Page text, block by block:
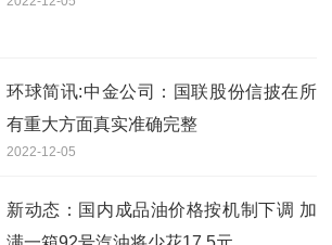
环球简讯:中金公司：国联股份信披在所
有重大方面真实准确完整
2022-12-05
新动态：国内成品油价格按机制下调 加